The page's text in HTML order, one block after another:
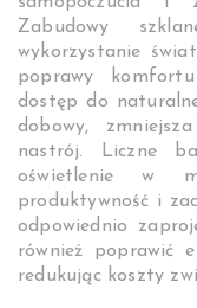
Zabudowy
wykorzystanie
poprawy
dostęp do
dobowy,
nastrój. Liczne
oświetlenie w
produktywność i
odpowiednio
również poprawić
redukując koszty